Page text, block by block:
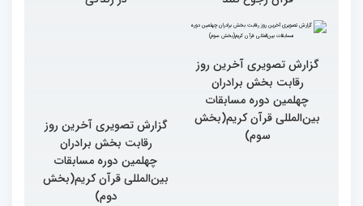
گزارش تصویری آخرین روز
رقابت بخش برادران
گزارش تصویری آخرین روز
رقابت بخش برادران
چهلمین دوره مسابقات
بین‌المللی قرآن کریم(بخش
دوم)